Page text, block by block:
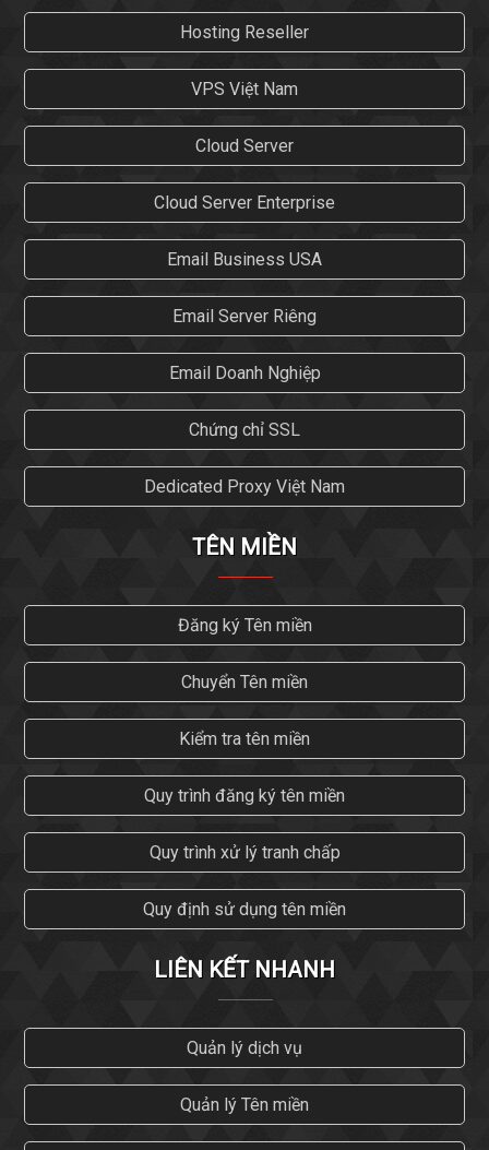
Hosting Reseller
VPS Việt Nam
Cloud Server
Cloud Server Enterprise
Email Business USA
Email Server Riêng
Email Doanh Nghiệp
Chứng chỉ SSL
Dedicated Proxy Việt Nam
TÊN MIỀN
Đăng ký Tên miền
Chuyển Tên miền
Kiểm tra tên miền
Quy trình đăng ký tên miền
Quy trình xử lý tranh chấp
Quy định sử dụng tên miền
LIÊN KẾT NHANH
Quản lý dịch vụ
Quản lý Tên miền